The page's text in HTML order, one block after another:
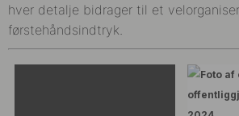
hver detalje bidrager til et
førstehåndsindtryk.